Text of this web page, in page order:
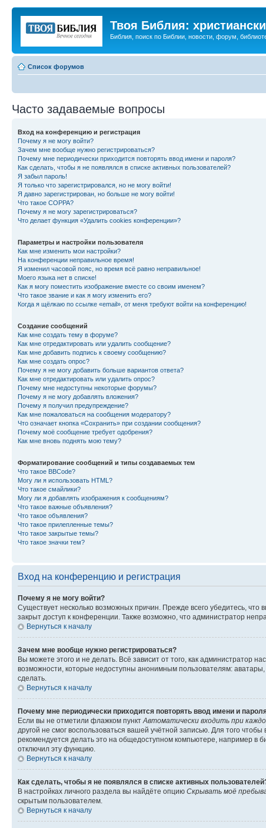
Твоя Библия:
Библия, поиск по Библии, новости, форум,
Список форумов
Часто задаваемые вопросы
Вход на конференцию и регистрация
Почему я не могу войти?
Зачем мне вообще нужно регистрироваться?
Почему мне периодически приходится повторять ввод имени и пароля?
Как сделать, чтобы я не появлялся в списке активных пользователей?
Я забыл пароль!
Я только что зарегистрировался, но не могу войти!
Я давно зарегистрирован, но больше не могу войти!
Что такое COPPA?
Почему я не могу зарегистрироваться?
Что делает функция «Удалить cookies конференции»?
Параметры и настройки пользователя
Как мне изменить мои настройки?
На конференции неправильное время!
Я изменил часовой пояс, но время всё равно неправильное!
Моего языка нет в списке!
Как я могу поместить изображение вместе со своим именем?
Что такое звание и как я могу изменить его?
Когда я щёлкаю по ссылке «email», от меня требуют войти на конференцию!
Создание сообщений
Как мне создать тему в форуме?
Как мне отредактировать или удалить сообщение?
Как мне добавить подпись к своему сообщению?
Как мне создать опрос?
Почему я не могу добавить больше вариантов ответа?
Как мне отредактировать или удалить опрос?
Почему мне недоступны некоторые форумы?
Почему я не могу добавлять вложения?
Почему я получил предупреждение?
Как мне пожаловаться на сообщения модератору?
Что означает кнопка «Сохранить» при создании сообщения?
Почему моё сообщение требует одобрения?
Как мне вновь поднять мою тему?
Форматирование сообщений и типы создаваемых тем
Что такое BBCode?
Могу ли я использовать HTML?
Что такое смайлики?
Могу ли я добавлять изображения к сообщениям?
Что такое важные объявления?
Что такое объявления?
Что такое прилепленные темы?
Что такое закрытые темы?
Что такое значки тем?
Вход на конференцию и регистрация
Почему я не могу войти?
Существует несколько возможных причин. Прежде всего убедитесь,
закрыт доступ к конференции. Также возможно, что администратор
Вернуться к началу
Зачем мне вообще нужно регистрироваться?
Вы можете этого и не делать. Всё зависит от того, как администратор
возможности, которые недоступны анонимным пользователям:
сделать.
Вернуться к началу
Почему мне периодически приходится повторять ввод имени и
Если вы не отметили флажком пункт Автоматически входить при
другой не смог воспользоваться вашей учётной записью. Для того
рекомендуется делать это на общедоступном компьютере, например в
отключил эту функцию.
Вернуться к началу
Как сделать, чтобы я не появлялся в списке активных
В настройках личного раздела вы найдёте опцию Скрывать моё
скрытым пользователем.
Вернуться к началу